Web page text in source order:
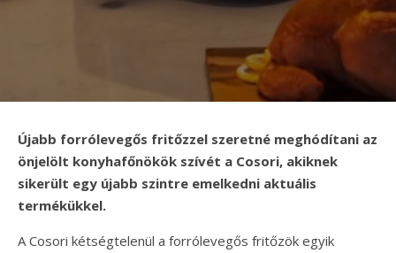
Újabb forrólevegős fritőzzel szeretné meghódítani az
önjelölt konyhafőnökök szívét a Cosori, akiknek
sikerült egy újabb szintre emelkedni aktuális
termékükkel.
A Cosori kétségtelenül a forrólevegős fritőzök egyik